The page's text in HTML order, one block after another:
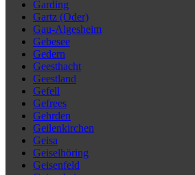
Garding
Gartz (Oder)
Gau-Algesheim
Gebesee
Gedern
Geesthacht
Geestland
Gefell
Gefrees
Gehrden
Geilenkirchen
Geisa
Geiselhöring
Geisenfeld